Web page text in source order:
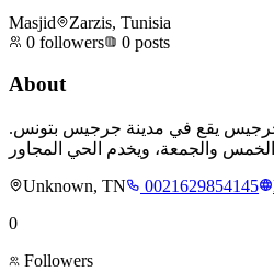
Masjid
Zarzis, Tunisia
0 followers 0 posts
About
جرجيس يقع في مدينة جرجيس بتونس.
Unknown, TN
0021629854145
0
Followers